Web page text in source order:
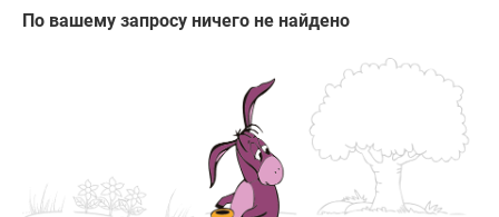
По вашему запросу ничего не найдено